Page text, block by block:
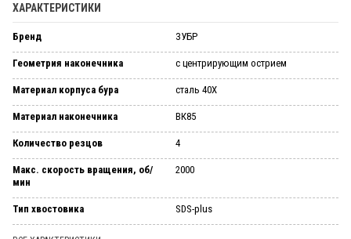
ХАРАКТЕРИСТИКИ
Бренд ЗУБР
Геометрия наконечника с центрирующим острием
Материал корпуса бура сталь 40Х
Материал наконечника ВК85
Количество резцов 4
Макс. скорость вращения, об/
мин
2000
Тип хвостовика SDS-plus